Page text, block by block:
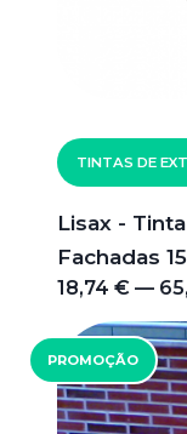
TINTAS DE
Lisax -
Fachadas
18,74 € —
PROMOÇÃO